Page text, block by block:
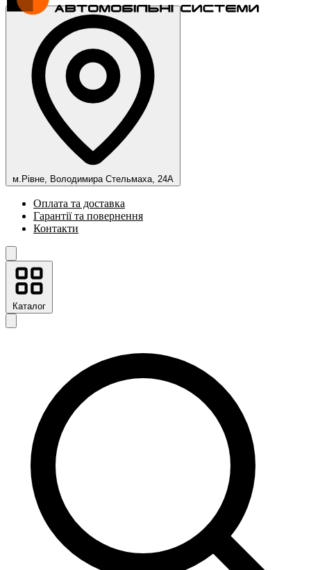
м.Рівне, Володимира Стельмаха, 24А
Оплата та доставка
Гарантії та повернення
Контакти
Каталог